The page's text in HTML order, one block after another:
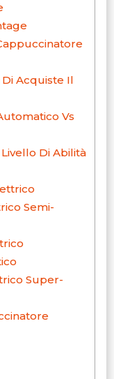
Di Acquiste Il
Vs
Di Abilità
Semi-
Super-